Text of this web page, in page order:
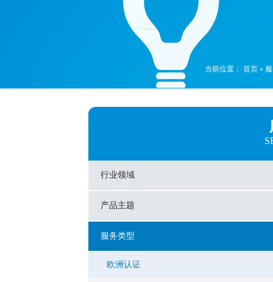
当前位置： 首页»
行业领域
产品主题
服务类型
欧洲认证